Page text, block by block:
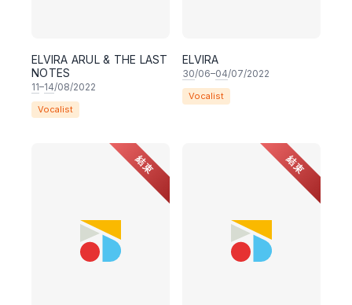
ELVIRA ARUL & THE LAST
NOTES
11–14/08/2022
Vocalist
ELVIRA
30/06–04/07/2022
Vocalist
結束 結束